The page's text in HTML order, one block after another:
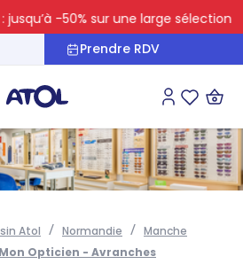
-50% sur une large sélection
Prendre RDV
Connexion
Atol Normandie
Manche
Opticien - Avranches